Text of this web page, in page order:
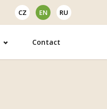
CZ EN RU
Contact